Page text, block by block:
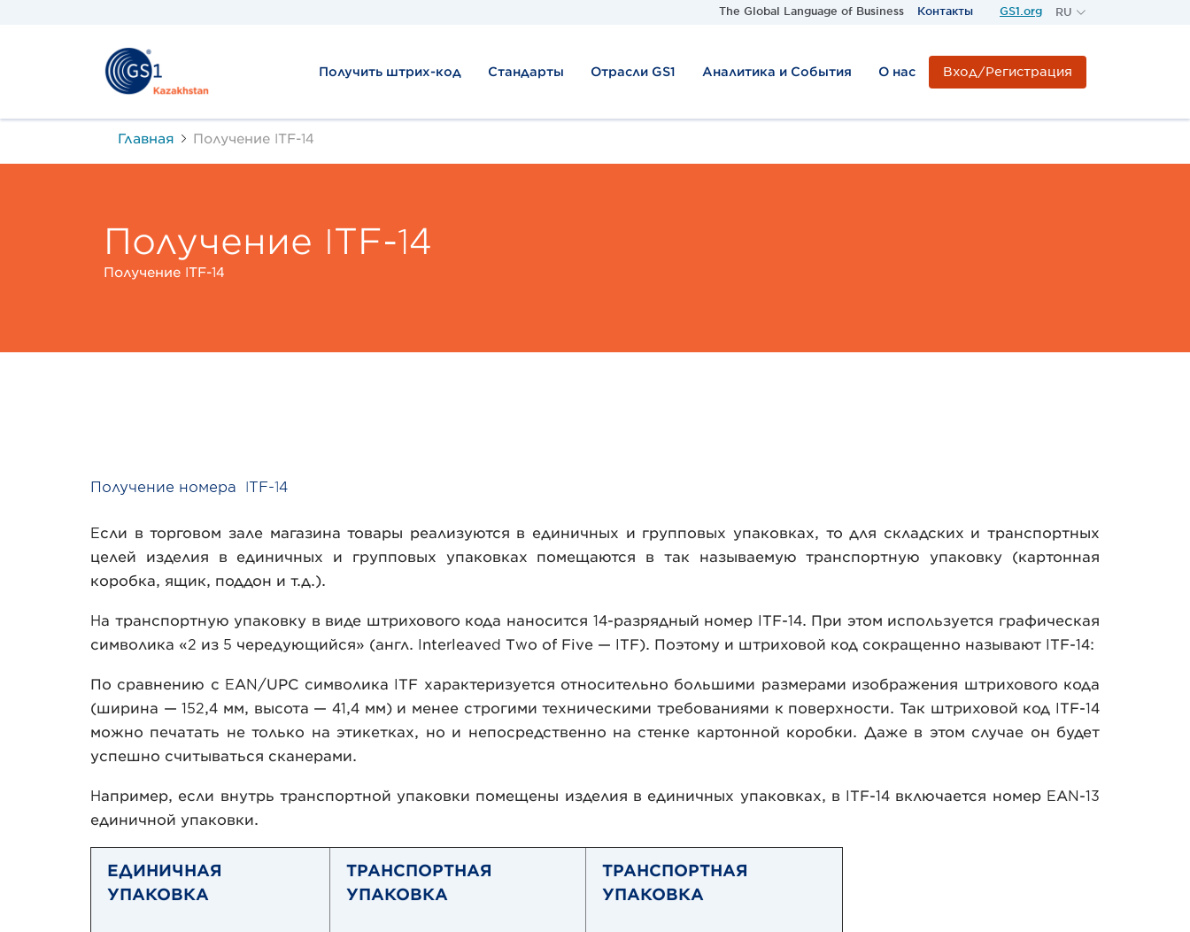
The Global Language of Business Контакты GS1.org
RU
Получить штрих-код Стандарты Отрасли GS1 Аналитика и События О нас Вход/Регистрация
Главная Получение ITF-14
Получение ITF-14
Получение ITF-14
Получение номера ITF-14
Если в торговом зале магазина товары реализуются в единичных и групповых упаковках, то для складских и транспортных
целей изделия в единичных и групповых упаковках помещаются в так называемую транспортную упаковку (картонная
коробка, ящик, поддон и т.д.).
На транспортную упаковку в виде штрихового кода наносится 14-разрядный номер ITF-14. При этом используется графическая
символика «2 из 5 чередующийся» (англ. Interleaved Two of Five — ITF). Поэтому и штриховой код сокращенно называют ITF-14:
По сравнению с EAN/UPC cимволика ITF характеризуется относительно большими размерами изображения штрихового кода
(ширина — 152,4 мм, высота — 41,4 мм) и менее строгими техническими требованиями к поверхности. Так штриховой код ITF-14
можно печатать не только на этикетках, но и непосредственно на стенке картонной коробки. Даже в этом случае он будет
успешно считываться сканерами.
Например, если внутрь транспортной упаковки помещены изделия в единичных упаковках, в ITF-14 включается номер EAN-13
единичной упаковки.
ЕДИНИЧНАЯ
УПАКОВКА
ТРАНСПОРТНАЯ
УПАКОВКА
ТРАНСПОРТНАЯ
УПАКОВКА